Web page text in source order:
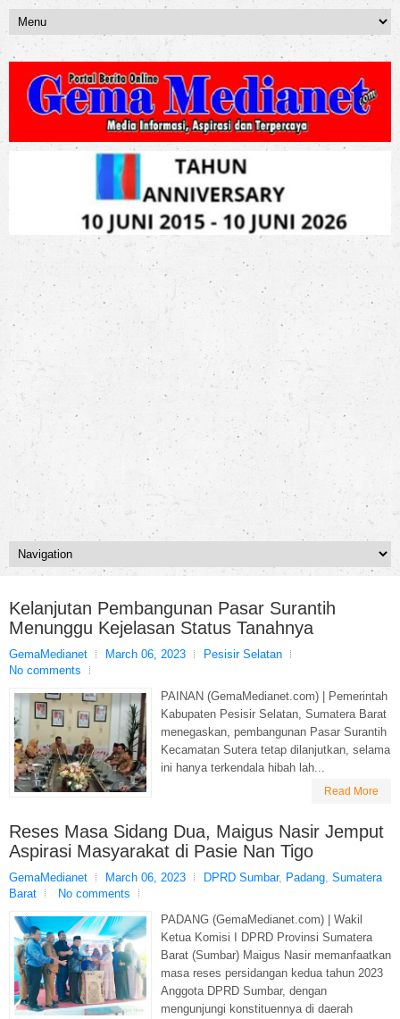
Kelanjutan Pembangunan Pasar Surantih
Menunggu Kejelasan Status Tanahnya
GemaMedianet March 06, 2023
Pesisir Selatan
No comments
PAINAN (GemaMedianet.com) | Pemerintah
Kabupaten Pesisir Selatan, Sumatera Barat
menegaskan, pembangunan Pasar Surantih
Kecamatan Sutera tetap dilanjutkan, selama
ini hanya terkendala hibah lah...
Read More
Reses Masa Sidang Dua, Maigus Nasir Jemput
Aspirasi Masyarakat di Pasie Nan Tigo
GemaMedianet March 06, 2023 DPRD Sumbar, Padang, Sumatera
Barat
No comments
PADANG (GemaMedianet.com) | Wakil
Ketua Komisi I DPRD Provinsi Sumatera
Barat (Sumbar) Maigus Nasir memanfaatkan
masa reses persidangan kedua tahun 2023
Anggota DPRD Sumbar, dengan
mengunjungi konstituennya di daerah